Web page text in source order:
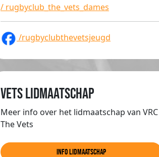
/ rugbyclub_the_vets_dames
/rugbyclubthevetsjeugd
Vets lidmaatschap
Meer info over het lidmaatschap van VRC
The Vets
info lidmaatschap